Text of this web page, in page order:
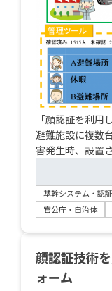
「顔認証を利
避難施設に複数
害発生時、設置
基幹システム・認
官公庁・自治体
顔認証技術
ォーム